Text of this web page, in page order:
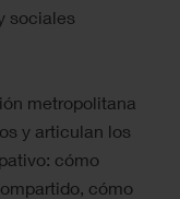
sociales
metropolitana
y articulan los
cómo
cómo